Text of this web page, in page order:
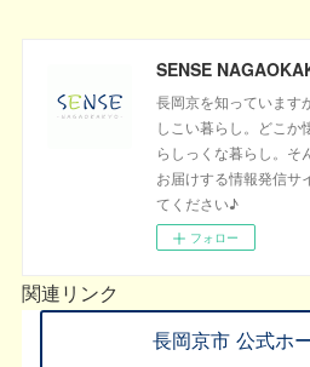
長岡京を知っています
しこい暮らし。どこか
らしっくな暮らし。そ
お届けする情報発信サ
てください♪
フォロー
関連リンク
長岡京市 公式ホ